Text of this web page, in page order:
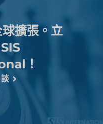
擴張。立
！